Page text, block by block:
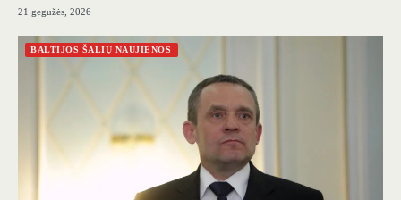
21 gegužės, 2026
BALTIJOS ŠALIŲ NAUJIENOS